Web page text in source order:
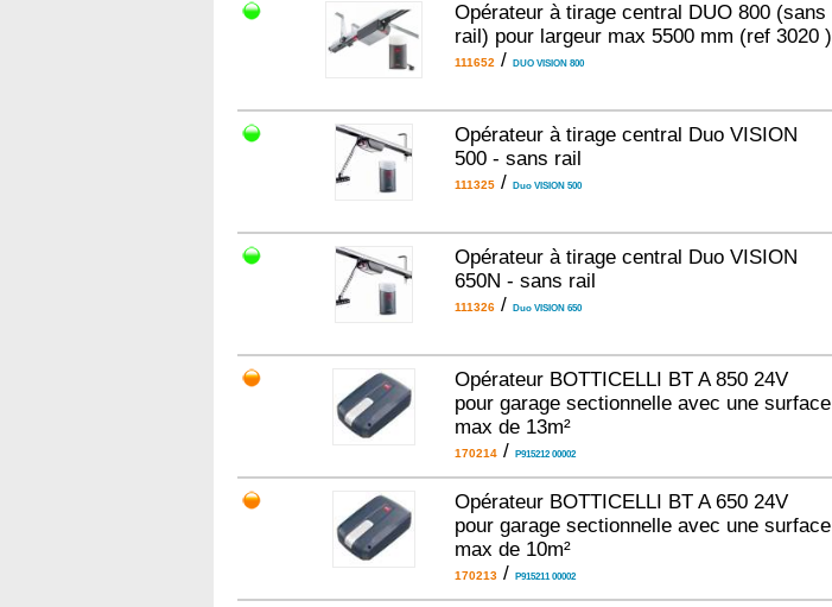
Opérateur à tirage central DUO 800 (sans
rail) pour largeur max 5500 mm (ref 3020 )
111652/ DUO VISION 800
Opérateur à tirage central Duo VISION
500 - sans rail
111325/ Duo VISION 500
Opérateur à tirage central Duo VISION
650N - sans rail
111326/ Duo VISION 650
Opérateur BOTTICELLI BT A 850 24V
pour garage sectionnelle avec une surface
max de 13m²
170214/ P915212 00002
Opérateur BOTTICELLI BT A 650 24V
pour garage sectionnelle avec une surface
max de 10m²
170213/ P915211 00002